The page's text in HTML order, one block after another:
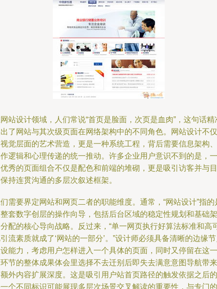
站设计领域，人们常说“首页是脸面，次页是血肉”，这句话精
了网站与其次级页面在网络架构中的不同角色。网站设计不仅
觉层面的艺术营造，更是一种系统工程，背后需要信息架构、
逻辑和心理传递的统一推动。许多企业用户意识不到的是，一
秀的页面组合不仅是配色和前端的堆砌，更是吸引访客并与目
持连贯沟通的多层次叙述框架。
需要界定网站和网页二者的职能维度。通常，“网站设计”指的
套数字创层的操作向导，包括后台区域的稳定性规划和基础架
配的核心导向战略。反过来，“单一网页执行好算法标准和高
流素质就成了‘网站的一部分’。”设计师必须具备清晰的边缘
能力，考虑用户怎样进入一个具体的页面，同时又停留在这一
节的整体成果体会里选择不去迁别后即失去满意意图导航带来
外内容扩展深度。这是吸引用户站首页路径的触发依据之后的
个不同标识可能展现多层次场景交叉解读的重要性，与专门的